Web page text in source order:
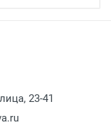
до 15:00, в
Москва,
23-41